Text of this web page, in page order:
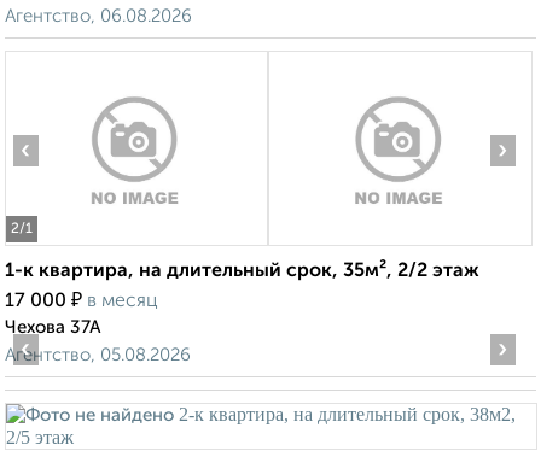
Агентство, 06.08.2026
2/1
‹ ›
1-к квартира, на длительный срок, 35м², 2/2 этаж
17 000 ₽ в месяц
Чехова 37А
Агентство, 05.08.2026
‹ ›